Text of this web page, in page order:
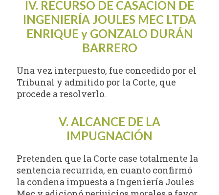
IV. RECURSO DE CASACIÓN DE
INGENIERÍA JOULES MEC LTDA
ENRIQUE y GONZALO DURÁN
BARRERO
Una vez interpuesto, fue concedido por el
Tribunal y admitido por la Corte, que
procede a resolverlo.
V. ALCANCE DE LA
IMPUGNACIÓN
Pretenden que la Corte case totalmente la
sentencia recurrida, en cuanto confirmó
la condena impuesta a Ingeniería Joules